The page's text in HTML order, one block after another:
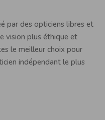
par des opticiens libres et
vision plus éthique et
le meilleur choix pour
indépendant le plus